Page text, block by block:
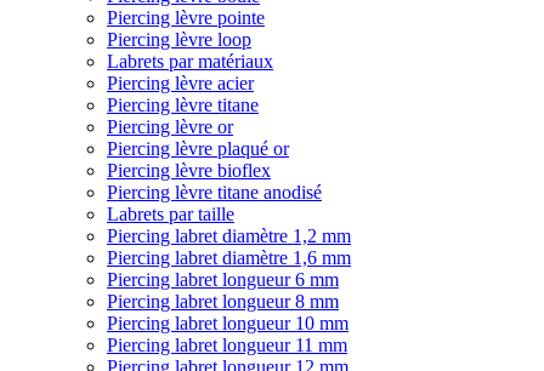
Piercing lèvre pointe
Piercing lèvre loop
Labrets par matériaux
Piercing lèvre acier
Piercing lèvre titane
Piercing lèvre or
Piercing lèvre plaqué or
Piercing lèvre bioflex
Piercing lèvre titane anodisé
Labrets par taille
Piercing labret diamètre 1,2 mm
Piercing labret diamètre 1,6 mm
Piercing labret longueur 6 mm
Piercing labret longueur 8 mm
Piercing labret longueur 10 mm
Piercing labret longueur 11 mm
Piercing labret longueur 12 mm